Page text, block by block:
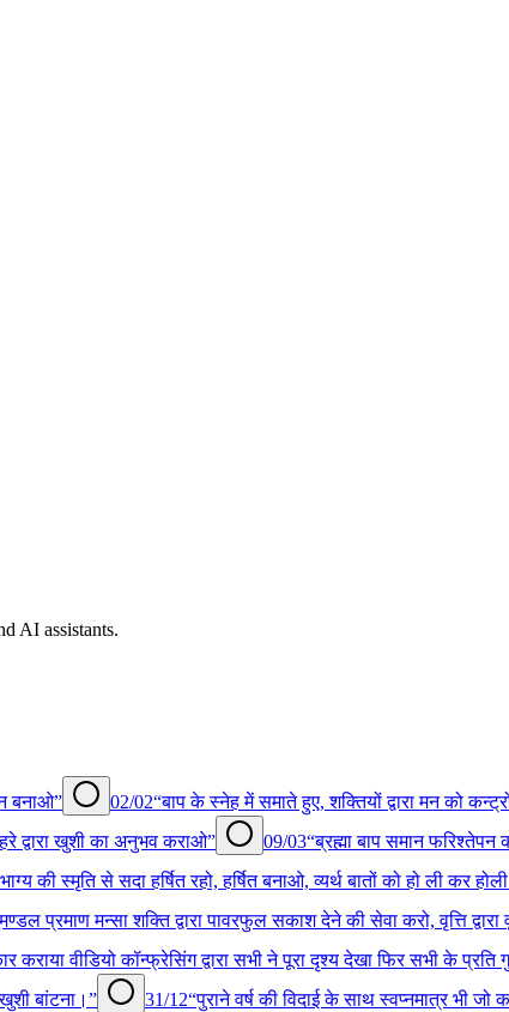
AI assistants.
बनाओ” 02/02“बाप के स्नेह में समाते हुए, शक्तियों द्वारा मन को
द्वारा खुशी का अनुभव कराओ” 09/03“ब्रह्मा बाप समान
की स्मृति से सदा हर्षित रहो, हर्षित बनाओ, व्यर्थ बातों को हो ली कर
प्रमाण मन्सा शक्ति द्वारा पावरफुल सकाश देने की सेवा करो, वृत्ति द्वारा
कराया वीडियो कॉन्फ्रेसिंग द्वारा सभी ने पूरा दृश्य देखा फिर सभी के प्रति
बांटना।” 31/12“पुराने वर्ष की विदाई के साथ स्वप्नमात्र भी